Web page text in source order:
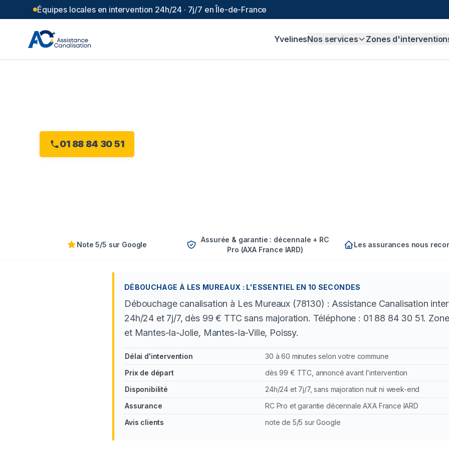
Équipes locales en intervention 24h/24 · 7j/7 en Île-de-France
YvelinesNos services Zones
01 88 84 30 51
Note 5/5 sur Google
Assurée & garantie : décennale + RC
Pro (AXA France IARD)
Les assurances nous
DÉBOUCHAGE À LES MUREAUX : L'ESSENTIEL EN 10 SECONDES
Débouchage canalisation à Les Mureaux (78130) : Assistance Canalisation
24h/24 et 7j/7, dès 99 € TTC sans majoration. Téléphone : 01 88 84 30 51.
et Mantes-la-Jolie, Mantes-la-Ville, Poissy.
Délai d'intervention
30 à 60 minutes selon votre commune
Prix de départ
dès 99 € TTC, annoncé avant l'intervention
Disponibilité
24h/24 et 7j/7, sans majoration nuit ni week-end
Assurance
RC Pro et garantie décennale AXA France IARD
Avis clients
note de 5/5 sur Google